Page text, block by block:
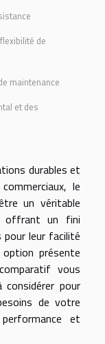
de
maintenance
et des
durables et
le
un véritable
offrant un fini
pour leur facilité
présente
vous
pour
de votre
et